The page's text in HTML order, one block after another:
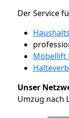
Der Service
Möbellift
Unser
Umzug nach